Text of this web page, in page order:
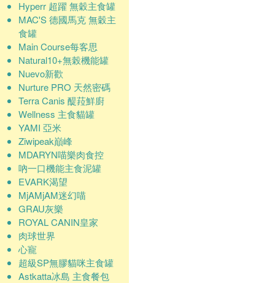
Hyperr 超躍 無穀主食罐
MAC'S 德國馬克 無穀主
食罐
Main Course每客思
Natural10+無榖機能罐
Nuevo新歡
Nurture PRO 天然密碼
Terra Canis 醍菈鮮廚
Wellness 主食貓罐
YAMI 亞米
Ziwipeak巔峰
MDARYN喵樂肉食控
吶一口機能主食泥罐
EVARK渴望
MjAMjAM迷幻喵
GRAU灰樂
ROYAL CANIN皇家
肉球世界
心寵
超級SP無膠貓咪主食罐
Astkatta冰島 主食餐包